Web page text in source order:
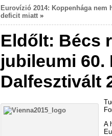
Eurovízió 2014: Koppenhága nem
deficit miatt »
Eldőlt: Bécs
jubileumi 60.
Dalfesztivált
A